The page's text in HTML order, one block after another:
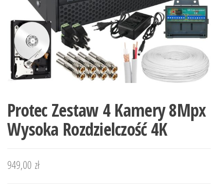
Protec Zestaw 4 Kamery 8Mpx
Wysoka Rozdzielczość 4K
949,00 zł